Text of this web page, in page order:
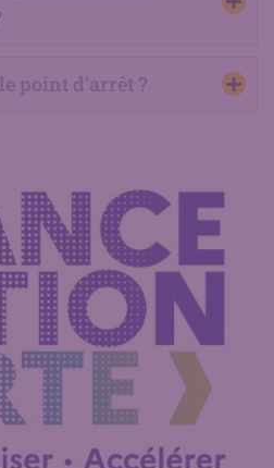
point d'arrêt ?